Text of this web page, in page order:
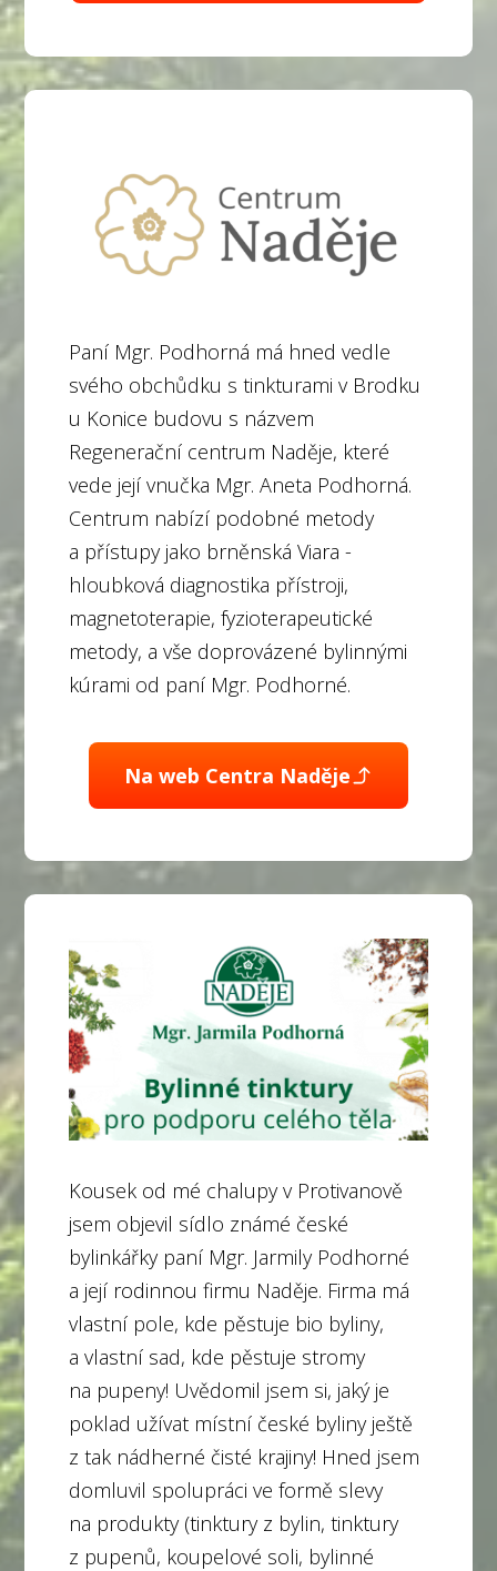
Paní Mgr. Podhorná má hned vedle
svého obchůdku s tinkturami v Brodku
u Konice budovu s názvem
Regenerační centrum Naděje, které
vede její vnučka Mgr. Aneta Podhorná.
Centrum nabízí podobné metody
a přístupy jako brněnská Viara -
hloubková diagnostika přístroji,
magnetoterapie, fyzioterapeutické
metody, a vše doprovázené bylinnými
kúrami od paní Mgr. Podhorné.
Na web Centra Naděje
Kousek od mé chalupy v Protivanově
jsem objevil sídlo známé české
bylinkářky paní Mgr. Jarmily Podhorné
a její rodinnou firmu Naděje. Firma má
vlastní pole, kde pěstuje bio byliny,
a vlastní sad, kde pěstuje stromy
na pupeny! Uvědomil jsem si, jaký je
poklad užívat místní české byliny ještě
z tak nádherné čisté krajiny! Hned jsem
domluvil spolupráci ve formě slevy
na produkty (tinktury z bylin, tinktury
z pupenů, koupelové soli, bylinné